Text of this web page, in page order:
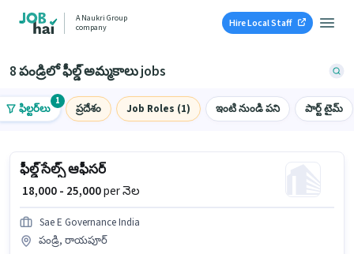
A Naukri Group
company
Hire Local Staff
8 పండ్రిలో ఫీల్డ్ అమ్మకాలు jobs
ఫిల్టర్‌లు
1
ప్రదేశం Job Roles (1) ఇంటి నుండి పని పార్ట్ టైమ్
ఫీల్డ్ సేల్స్ ఆఫీసర్
₹ 18,000 - 25,000per నెల
Sae E Governance India
పండ్రి, రాయపూర్